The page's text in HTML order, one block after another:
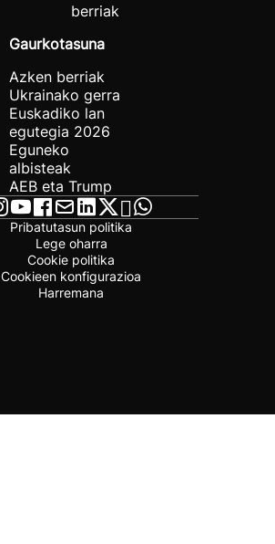
berriak
Gaurkotasuna
Azken berriak
Ukrainako gerra
Euskadiko lan
egutegia 2026
Eguneko
albisteak
AEB eta Trump
Pribatutasun politika
Lege oharra
Cookie politika
Cookieen konfigurazioa
Harremana